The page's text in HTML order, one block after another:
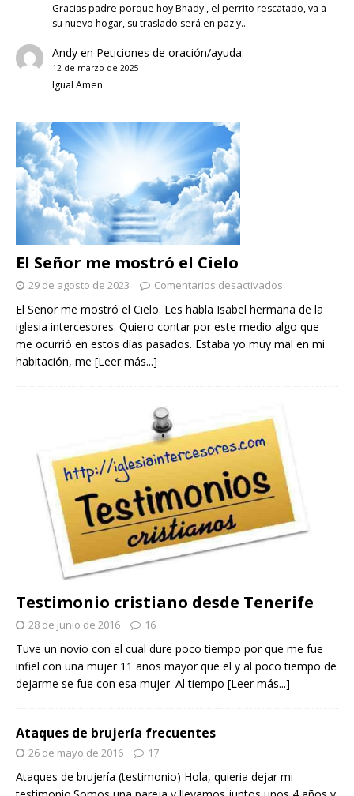
Gracias padre porque hoy Bhady , el perrito rescatado, va a
su nuevo hogar, su traslado será en paz y…
Andyen Peticiones de oración/ayuda:
12 de marzo de 2025
Igual Amen
El Señor me mostró el Cielo
29 de agosto de 2023 Comentarios desactivados
El Señor me mostró el Cielo. Les habla Isabel hermana de la
iglesia intercesores. Quiero contar por este medio algo que
me ocurrió en estos días pasados. Estaba yo muy mal en mi
habitación, me [Leer más...]
Testimonio cristiano desde Tenerife
28 de junio de 2016 16
Tuve un novio con el cual dure poco tiempo por que me fue
infiel con una mujer 11 años mayor que el y al poco tiempo de
dejarme se fue con esa mujer. Al tiempo [Leer más...]
Ataques de brujería frecuentes
26 de mayo de 2016 17
Ataques de brujería (testimonio) Hola, quieria dejar mi